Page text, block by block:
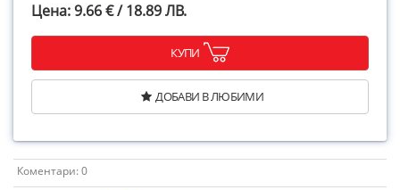
Цена: 9.66 € / 18.89 ЛВ.
КУПИ
ДОБАВИ В ЛЮБИМИ
Коментари: 0